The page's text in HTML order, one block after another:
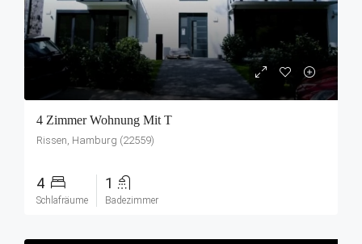
4 Zimmer Wohnung Mit T
Rissen, Hamburg (22559)
4
Schlafräume
1
Badezimmer